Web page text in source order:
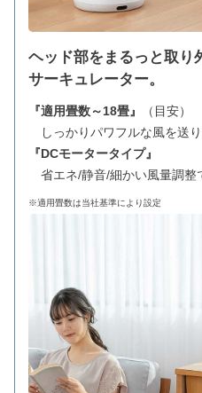
ヘッド部をまるっと取り
サーキュレーター。
『適用畳数～18畳』
（目安）
しっかりパワフルな風を送り
『DCモータータイプ』
省エネ/静音/細かい風量調整
※適用畳数は当社基準により設定